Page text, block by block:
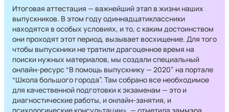
Итоговая аттестация — важнейший этап в жизни наших
выпускников. В этом году одиннадцатиклассники
находятся в особых условиях, и то, с каким достоинством
они проходят этот период, вызывает восхищение. Для того
чтобы выпускники не тратили драгоценное время на
поиски нужных материалов, мы создали специальный
онлайн-ресурс “В помощь выпускнику — 2020” на портале
“Школа большого города”. Там собрано все необходимое
для качественной подготовки к экзаменам — это и
диагностические работы, и онлайн-занятия, и